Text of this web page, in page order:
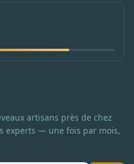
artisans près de chez
experts — une fois par mois,